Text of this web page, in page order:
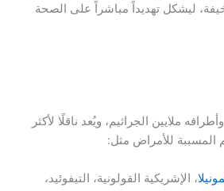
ليشكل تهديداً مباشراً على الصحة
ملايين الجراثيم، ويُعد ناقلًا لأكثر
، الإشريكية القولونية، التيفوئيد،